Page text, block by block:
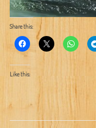
Share this:
Like this: